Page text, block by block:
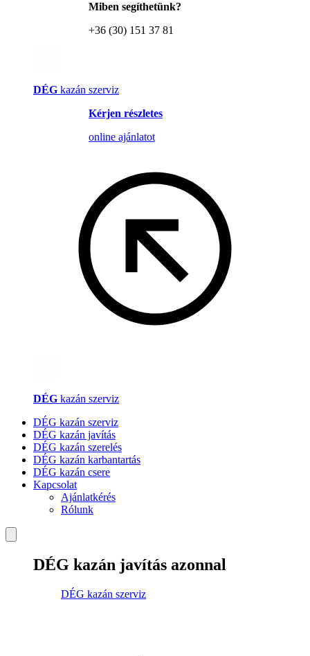
Miben segíthetünk?
+36 (30) 151 37 81
DÉG kazán szerviz
Kérjen részletes
online ajánlatot
DÉG kazán szerviz
DÉG kazán szerviz
DÉG kazán javítás
DÉG kazán szerelés
DÉG kazán karbantartás
DÉG kazán csere
Kapcsolat
Ajánlatkérés
Rólunk
DÉG kazán javítás azonnal
DÉG kazán szerviz